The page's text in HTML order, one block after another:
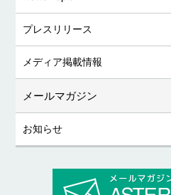
プレスリリース
メディア掲載情報
メールマガジン
お知らせ